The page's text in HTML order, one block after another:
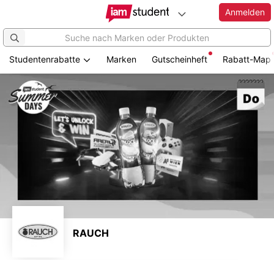
Hauptinhalt
springen
Anmelden
Studentenrabatte Marken Gutscheinheft Rabatt-Map
RAUCH